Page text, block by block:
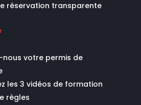
réservation transparente
nous votre permis de
les 3 vidéos de formation
règles